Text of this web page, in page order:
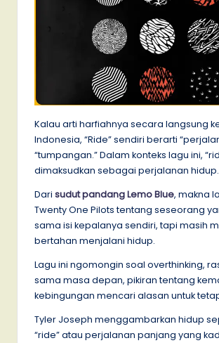
Kalau arti harfiahnya secara langsung
Indonesia, “Ride” sendiri berarti
“tumpangan.” Dalam konteks lagu ini,
dimaksudkan sebagai perjalanan hidup.
Dari sudut pandang Lemo Blue, makna
Twenty One Pilots tentang seseorang
sama isi kepalanya sendiri, tapi masih
bertahan menjalani hidup.
Lagu ini ngomongin soal overthinking,
sama masa depan, pikiran tentang
kebingungan mencari alasan untuk
Tyler Joseph menggambarkan hidup
“ride” atau perjalanan panjang yang